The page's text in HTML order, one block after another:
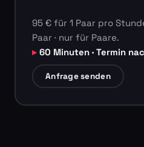
95 € für 1 Paar pro
Paar · nur für Paare.
60 Minuten · Termin
Anfrage senden